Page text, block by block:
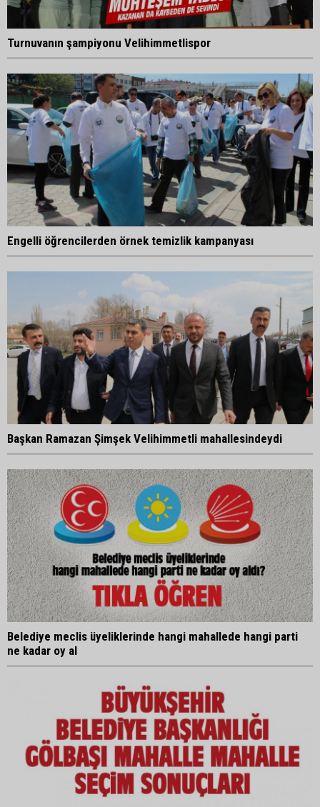
Turnuvanın şampiyonu Velihimmetlispor
Engelli öğrencilerden örnek temizlik kampanyası
Başkan Ramazan Şimşek Velihimmetli mahallesindeydi
Belediye meclis üyeliklerinde hangi mahallede hangi parti
ne kadar oy al